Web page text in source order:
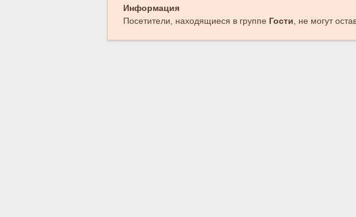
Информация
Посетители, находящиеся в группе Гости , не могут